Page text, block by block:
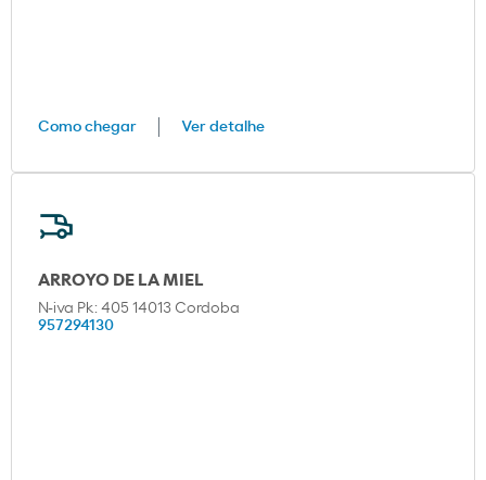
Como chegar Ver detalhe
ARROYO DE LA MIEL
N-iva Pk: 405 14013 Cordoba
957294130